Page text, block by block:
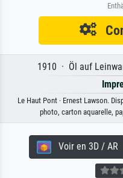
1910 · Öl auf
Le Haut Pont · Ernest Lawson.
photo, carton aquarelle,
Voir en 3D / AR